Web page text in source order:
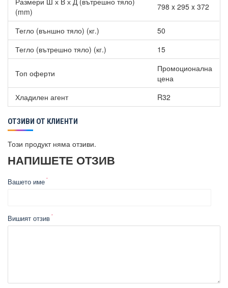
(mm)
798 x 295 x 372
Тегло (външно тяло) (кг.)
50
Тегло (вътрешно тяло) (кг.)
15
Топ оферти
Промоционална
цена
Хладилен агент
R32
ОТЗИВИ ОТ КЛИЕНТИ
Този продукт няма отзиви.
НАПИШЕТЕ ОТЗИВ
Вашето име
Вишият отзив